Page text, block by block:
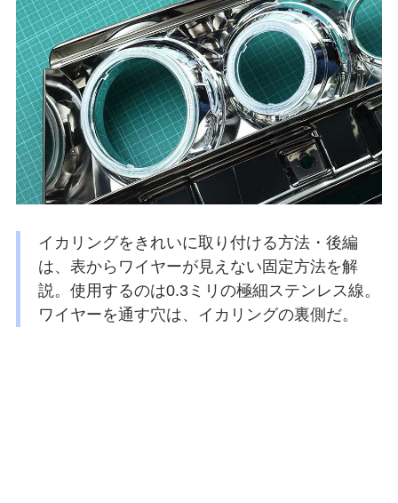
イカリングをきれいに取り付ける方法・後編
は、表からワイヤーが見えない固定方法を解
説。使用するのは0.3ミリの極細ステンレス線。
ワイヤーを通す穴は、イカリングの裏側だ。